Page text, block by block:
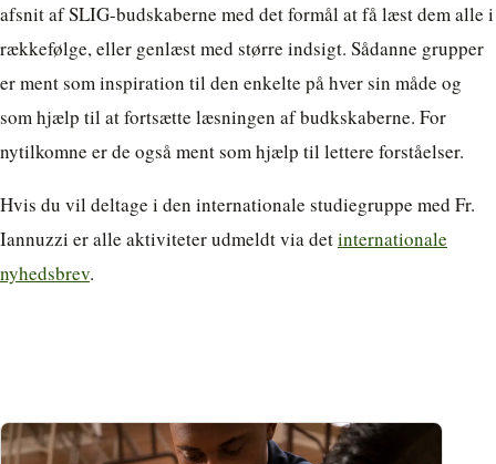
afsnit af SLIG-budskaberne med det formål at få læst dem alle i
rækkefølge, eller genlæst med større indsigt. Sådanne grupper
er ment som inspiration til den enkelte på hver sin måde og
som hjælp til at fortsætte læsningen af budkskaberne. For
nytilkomne er de også ment som hjælp til lettere forståelser.
Hvis du vil deltage i den internationale studiegruppe med Fr.
Iannuzzi er alle aktiviteter udmeldt via detinternationale
nyhedsbrev.